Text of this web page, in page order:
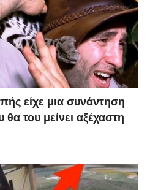
είχε μια συνάντηση
του μείνει αξέχαστη